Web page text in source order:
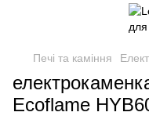
Печі та каміння
Ecoflame